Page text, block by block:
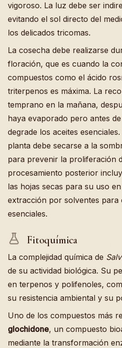
vigoroso. La luz debe ser
evitando el sol directo del
los delicados tricomas.
La cosecha debe realizarse
floración, que es cuando la
compuestos como el ácido
triterpenos es máxima. La
temprano en la mañana,
haya evaporado pero antes
degrade los aceites
planta debe secarse a la
para prevenir la proliferación
procesamiento posterior
las hojas secas para su uso
extracción por solventes para
esenciales.
Fitoquímica
La complejidad química de
de su actividad biológica. Su
en terpenos y polifenoles,
su resistencia ambiental y su
Uno de los compuestos más
glochidone, un compuesto
mediante la transformación